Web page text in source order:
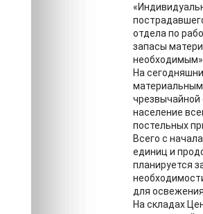
отдела по
запасы
необходимым».
На
чрезвычайной
население
постельных
Всего с
единиц и
планируется
для
На складах